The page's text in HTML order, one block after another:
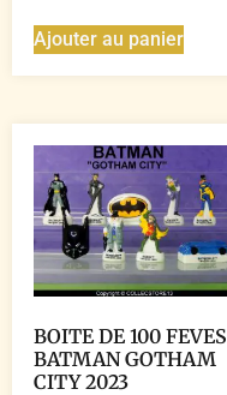
Ajouter au panier
BOITE DE 100 FEVES
BATMAN GOTHAM
CITY 2023